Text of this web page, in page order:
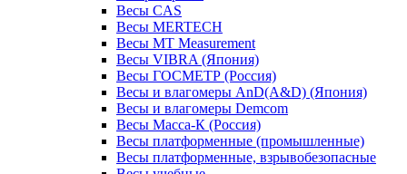
Весы CAS
Весы MERTECH
Весы MT Measurement
Весы VIBRA (Япония)
Весы ГОСМЕТР (Россия)
Весы и влагомеры AnD(A&D) (Япония)
Весы и влагомеры Demcom
Весы Масса-К (Россия)
Весы платформенные (промышленные)
Весы платформенные, взрывобезопасные